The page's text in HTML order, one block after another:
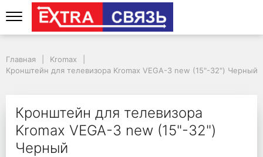
Кронштейн для
Главная
Kromax
Кронштейн для телевизора Kromax VEGA-3 new (15"-32") Черный
Кронштейн для телевизора
Kromax VEGA-3 new (15"-32")
Черный